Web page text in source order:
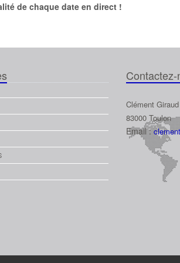
de chaque date en direct !
Contactez-
Clément Giraud
83000 Toulon
Email :